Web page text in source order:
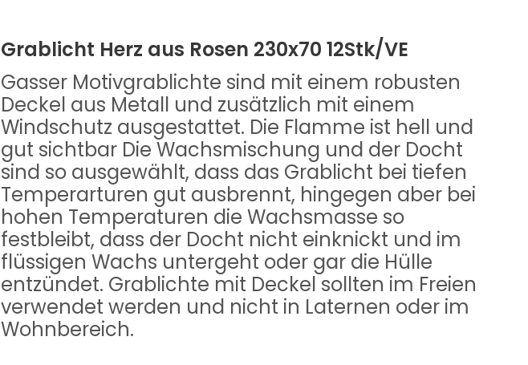
Grablicht Herz aus Rosen 230x70 12Stk/VE
Gasser Motivgrablichte sind mit einem robusten
Deckel aus Metall und zusätzlich mit einem
Windschutz ausgestattet. Die Flamme ist hell und
gut sichtbar Die Wachsmischung und der Docht
sind so ausgewählt, dass das Grablicht bei tiefen
Temperarturen gut ausbrennt, hingegen aber bei
hohen Temperaturen die Wachsmasse so
festbleibt, dass der Docht nicht einknickt und im
flüssigen Wachs untergeht oder gar die Hülle
entzündet. Grablichte mit Deckel sollten im Freien
verwendet werden und nicht in Laternen oder im
Wohnbereich.